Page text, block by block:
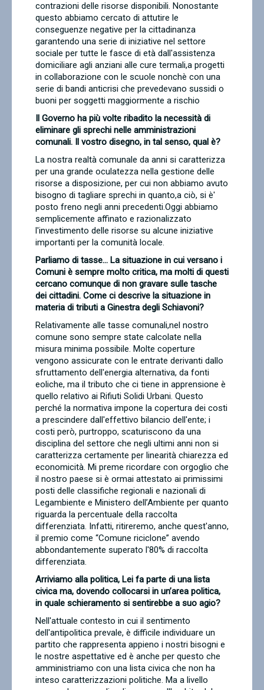
contrazioni delle risorse disponibili. Nonostante
questo abbiamo cercato di attutire le
conseguenze negative per la cittadinanza
garantendo una serie di iniziative nel settore
sociale per tutte le fasce di età dall'assistenza
domiciliare agli anziani alle cure termali,a progetti
in collaborazione con le scuole nonchè con una
serie di bandi anticrisi che prevedevano sussidi o
buoni per soggetti maggiormente a rischio
Il Governo ha più volte ribadito la necessità di
eliminare gli sprechi nelle amministrazioni
comunali. Il vostro disegno, in tal senso, qual è?
La nostra realtà comunale da anni si caratterizza
per una grande oculatezza nella gestione delle
risorse a disposizione, per cui non abbiamo avuto
bisogno di tagliare sprechi in quanto,a ciò, si è'
posto freno negli anni precedenti.Oggi abbiamo
semplicemente affinato e razionalizzato
l'investimento delle risorse su alcune iniziative
importanti per la comunità locale.
Parliamo di tasse… La situazione in cui versano i
Comuni è sempre molto critica, ma molti di questi
cercano comunque di non gravare sulle tasche
dei cittadini. Come ci descrive la situazione in
materia di tributi a Ginestra degli Schiavoni?
Relativamente alle tasse comunali,nel nostro
comune sono sempre state calcolate nella
misura minima possibile. Molte coperture
vengono assicurate con le entrate derivanti dallo
sfruttamento dell'energia alternativa, da fonti
eoliche, ma il tributo che ci tiene in apprensione è
quello relativo ai Rifiuti Solidi Urbani. Questo
perché la normativa impone la copertura dei costi
a prescindere dall'effettivo bilancio dell'ente; i
costi però, purtroppo, scaturiscono da una
disciplina del settore che negli ultimi anni non si
caratterizza certamente per linearità chiarezza ed
economicità. Mi preme ricordare con orgoglio che
il nostro paese si è ormai attestato ai primissimi
posti delle classifiche regionali e nazionali di
Legambiente e Ministero dell’Ambiente per quanto
riguarda la percentuale della raccolta
differenziata. Infatti, ritireremo, anche quest'anno,
il premio come “Comune riciclone” avendo
abbondantemente superato l'80% di raccolta
differenziata.
Arriviamo alla politica, Lei fa parte di una lista
civica ma, dovendo collocarsi in un’area politica,
in quale schieramento si sentirebbe a suo agio?
Nell'attuale contesto in cui il sentimento
dell'antipolitica prevale, è difficile individuare un
partito che rappresenta appieno i nostri bisogni e
le nostre aspettative ed è anche per questo che
amministriamo con una lista civica che non ha
inteso caratterizzazioni politiche. Ma a livello